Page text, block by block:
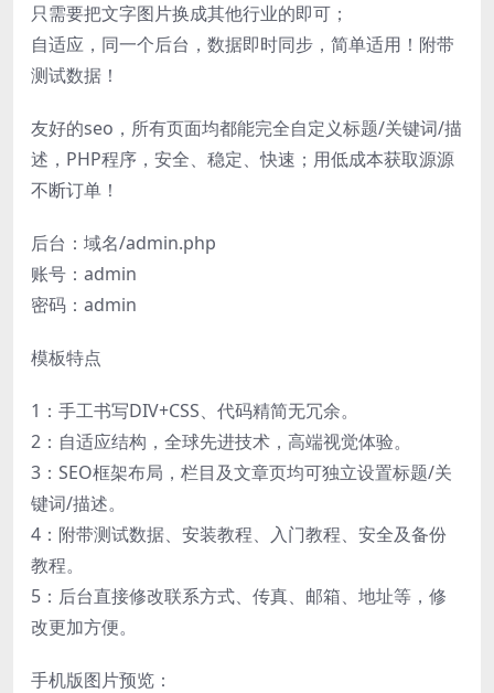
只需要把文字图片换成其他行业的即可；
自适应，同一个后台，数据即时同步，简单适用！附带
测试数据！
友好的seo，所有页面均都能完全自定义标题/关键词/描
述，PHP程序，安全、稳定、快速；用低成本获取源源
不断订单！
后台：域名/admin.php
账号：admin
密码：admin
模板特点
1：手工书写DIV+CSS、代码精简无冗余。
2：自适应结构，全球先进技术，高端视觉体验。
3：SEO框架布局，栏目及文章页均可独立设置标题/关
键词/描述。
4：附带测试数据、安装教程、入门教程、安全及备份
教程。
5：后台直接修改联系方式、传真、邮箱、地址等，修
改更加方便。
手机版图片预览：